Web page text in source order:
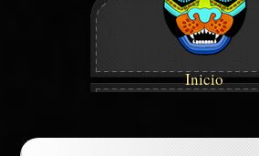
Inicio